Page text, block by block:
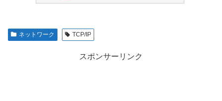
ネットワーク TCP/IP
スポンサーリンク